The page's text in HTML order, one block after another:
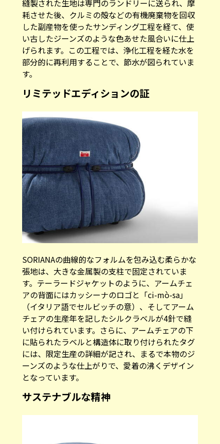
縫製された生地は専門のランドリーに送られ、摩
耗させた後、クルミの殻などの有機廃棄物を回収
した副産物を使ったサンディング工程を経て、使
い古したジーンズのような色あせた風合いに仕上
げられます。この工程では、浄化工程を経た水を
部分的に再利用することで、節水が図られていま
す。
リミテッドエディションの証
SORIANAの曲線的なフォルムを包み込む柔らかな
張地は、大きな金属製の支柱で固定されていま
す。テーラードジャケットのように、アームチェ
アの背面にはカッシーナのロゴと「ci-mò-sa」
（イタリア語でセルビッチの意）、そしてアーム
チェアの生産年を記したシルクラベルが4針で縫
い付けられています。さらに、アームチェアの下
に貼られたラベルと構造体に取り付けられたタグ
には、限定生産の詳細が記され、まるで本物のジ
ーンズのような仕上がりで、愛着の沸くデザイン
となっています。
サステナブルな精神